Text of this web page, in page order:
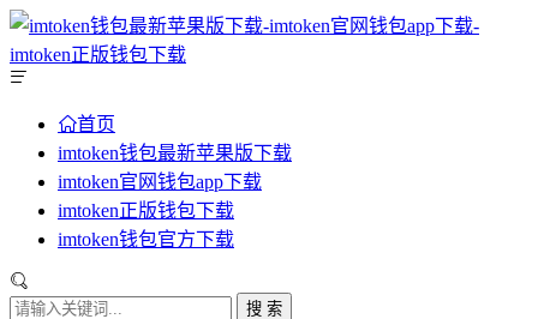
首页
imtoken钱包最新苹果版下载
imtoken官网钱包app下载
imtoken正版钱包下载
imtoken钱包官方下载
搜 索